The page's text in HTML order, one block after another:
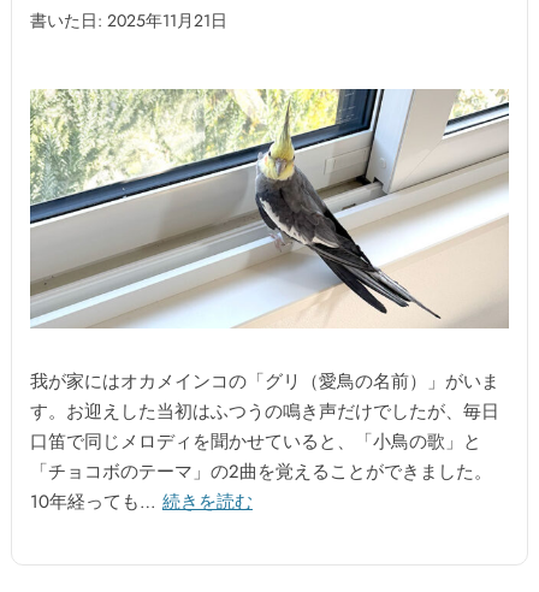
書いた日: 2025年11月21日
我が家にはオカメインコの「グリ（愛鳥の名前）」がいま
す。お迎えした当初はふつうの鳴き声だけでしたが、毎日
口笛で同じメロディを聞かせていると、「小鳥の歌」と
「チョコボのテーマ」の2曲を覚えることができました。
10年経っても… 続きを読む